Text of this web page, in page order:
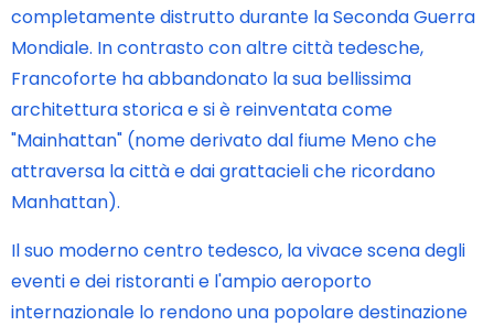
completamente distrutto durante la Seconda Guerra
Mondiale. In contrasto con altre città tedesche,
Francoforte ha abbandonato la sua bellissima
architettura storica e si è reinventata come
"Mainhattan" (nome derivato dal fiume Meno che
attraversa la città e dai grattacieli che ricordano
Manhattan).
Il suo moderno centro tedesco, la vivace scena degli
eventi e dei ristoranti e l'ampio aeroporto
internazionale lo rendono una popolare destinazione